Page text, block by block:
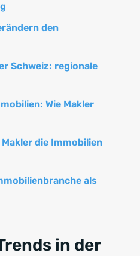
den
Schweiz: regionale
Wie Makler
die Immobilien
als
in der